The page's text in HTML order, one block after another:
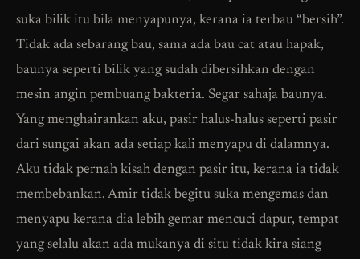
suka bilik itu bila menyapunya, kerana ia terbau “bersih”.
Tidak ada sebarang bau, sama ada bau cat atau hapak,
baunya seperti bilik yang sudah dibersihkan dengan
mesin angin pembuang bakteria. Segar sahaja baunya.
Yang menghairankan aku, pasir halus-halus seperti pasir
dari sungai akan ada setiap kali menyapu di dalamnya.
Aku tidak pernah kisah dengan pasir itu, kerana ia tidak
membebankan. Amir tidak begitu suka mengemas dan
menyapu kerana dia lebih gemar mencuci dapur, tempat
yang selalu akan ada mukanya di situ tidak kira siang